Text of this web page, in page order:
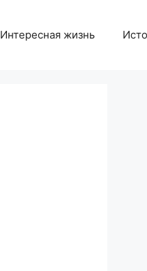
Интересная жизнь